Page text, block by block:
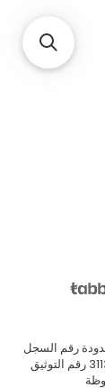
رقم السجل
التجاري: 4030169455 الرقم الضريبي: 311351665700003 رقم التوثيق